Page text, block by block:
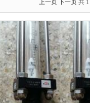
上一页 下一页 共 1